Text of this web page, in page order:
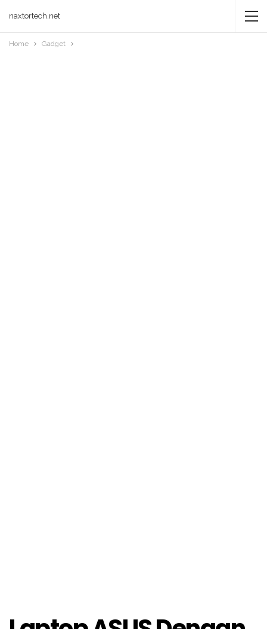
naxtortech.net
Home Gadget